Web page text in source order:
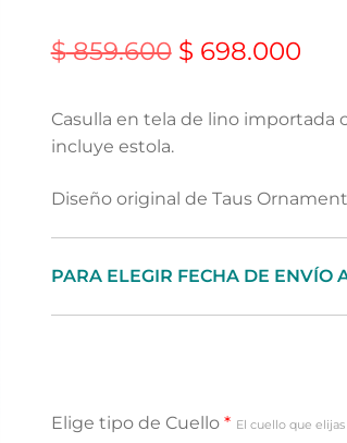
$859.600 $ 698.000
Casulla en tela de lino importada
incluye estola.
Diseño original de Taus
PARA ELEGIR FECHA DE ENVÍO
Elige tipo de Cuello* El cuello que